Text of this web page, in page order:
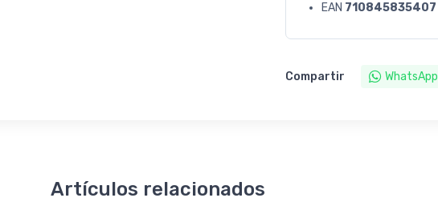
EAN 710845835407
Compartir WhatsApp
Artículos relacionados